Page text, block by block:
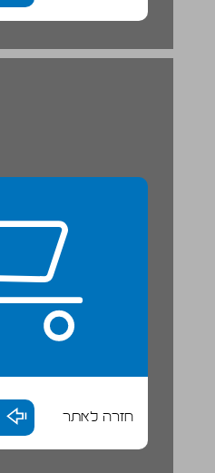
חזרה לאתר